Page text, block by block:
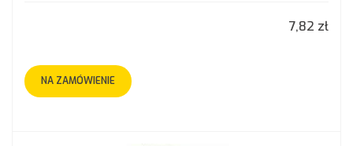
7,82 zł
NA ZAMÓWIENIE